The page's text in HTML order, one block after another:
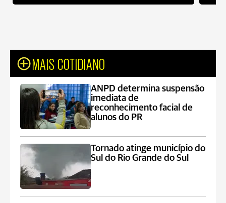
MAIS COTIDIANO
ANPD determina suspensão
imediata de
reconhecimento facial de
alunos do PR
Tornado atinge município do
Sul do Rio Grande do Sul